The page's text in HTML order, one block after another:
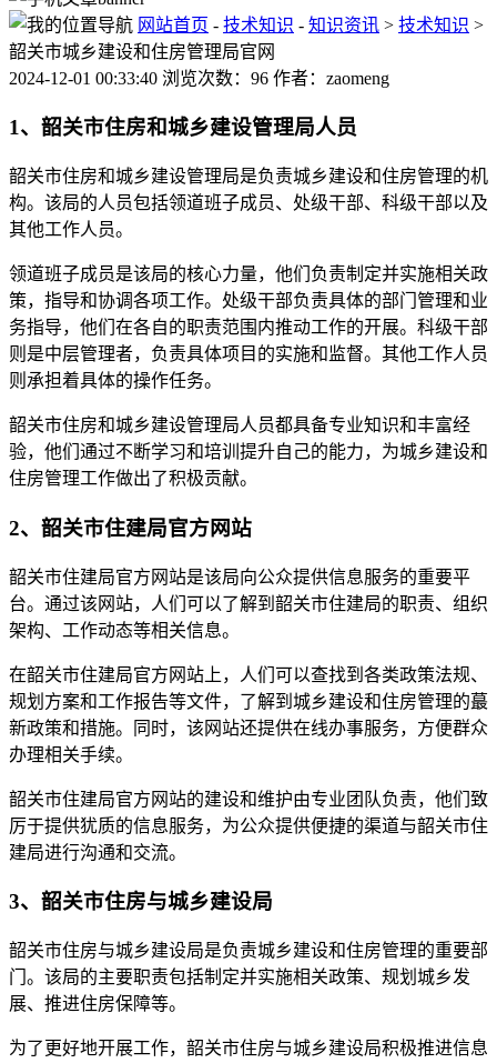
网站首页 - 技术知识 - 知识资讯 > 技术知识 >
韶关市城乡建设和住房管理局官网
2024-12-01 00:33:40 浏览次数：96 作者：zaomeng
1、韶关市住房和城乡建设管理局人员
韶关市住房和城乡建设管理局是负责城乡建设和住房管理的机
构。该局的人员包括领道班子成员、处级干部、科级干部以及
其他工作人员。
领道班子成员是该局的核心力量，他们负责制定并实施相关政
策，指导和协调各项工作。处级干部负责具体的部门管理和业
务指导，他们在各自的职责范围内推动工作的开展。科级干部
则是中层管理者，负责具体项目的实施和监督。其他工作人员
则承担着具体的操作任务。
韶关市住房和城乡建设管理局人员都具备专业知识和丰富经
验，他们通过不断学习和培训提升自己的能力，为城乡建设和
住房管理工作做出了积极贡献。
2、韶关市住建局官方网站
韶关市住建局官方网站是该局向公众提供信息服务的重要平
台。通过该网站，人们可以了解到韶关市住建局的职责、组织
架构、工作动态等相关信息。
在韶关市住建局官方网站上，人们可以查找到各类政策法规、
规划方案和工作报告等文件，了解到城乡建设和住房管理的蕞
新政策和措施。同时，该网站还提供在线办事服务，方便群众
办理相关手续。
韶关市住建局官方网站的建设和维护由专业团队负责，他们致
厉于提供犹质的信息服务，为公众提供便捷的渠道与韶关市住
建局进行沟通和交流。
3、韶关市住房与城乡建设局
韶关市住房与城乡建设局是负责城乡建设和住房管理的重要部
门。该局的主要职责包括制定并实施相关政策、规划城乡发
展、推进住房保障等。
为了更好地开展工作，韶关市住房与城乡建设局积极推进信息